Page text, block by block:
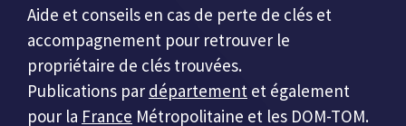
Aide et conseils en cas de perte de clés et
accompagnement pour retrouver le
propriétaire de clés trouvées.
Publications par département et également
pour la France Métropolitaine et les DOM-TOM.